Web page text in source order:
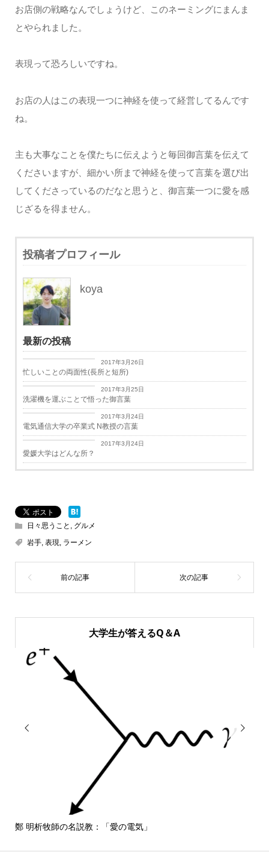
お店側の戦略なんでしょうけど、このネーミングにまんま
とやられました。
表現って恐ろしいですね。
お店の人はこの表現一つに神経を使って経営してるんです
ね。
主も大事なことを僕たちに伝えようと毎回御言葉を伝えて
くださいますが、細かい所まで神経を使って言葉を選び出
してくださっているのだなと思うと、御言葉一つに愛を感
じざるを得ません。
投稿者プロフィール
koya
最新の投稿
2017年3月26日
忙しいことの両面性(長所と短所)
日々思うこと
2017年3月25日
洗濯機を運ぶことで悟った御言葉
学生生活
2017年3月24日
電気通信大学の卒業式 N教授の言葉
学生生活
2017年3月24日
愛媛大学はどんな所？
日々思うこと
グルメ
岩手, 表現 ラーメン
大学生が答えるQ＆A

鄭 明析牧師の名説教：「愛の電気」
